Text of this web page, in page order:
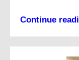
Continue